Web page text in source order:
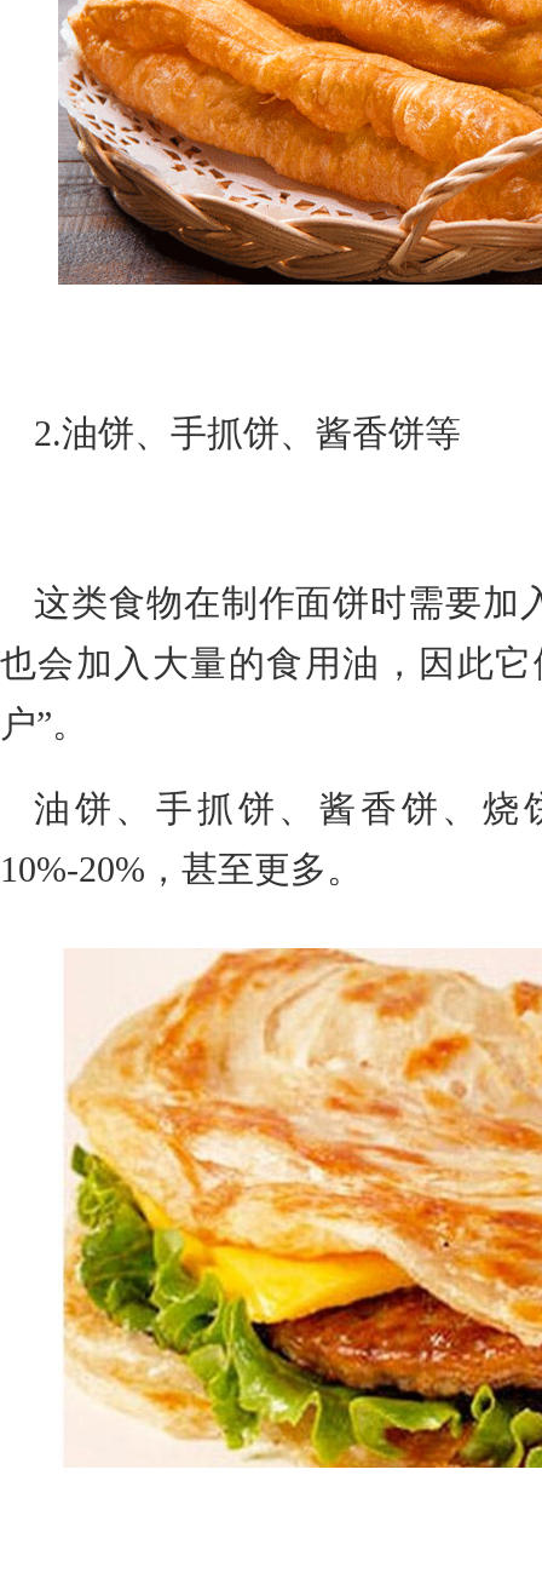
2.油饼、手抓饼、酱香饼等
这类食物在制作面饼时需要加
也会加入大量的食用油，因此
户”。
油饼、手抓饼、酱香饼、烧
10%-20%，甚至更多。